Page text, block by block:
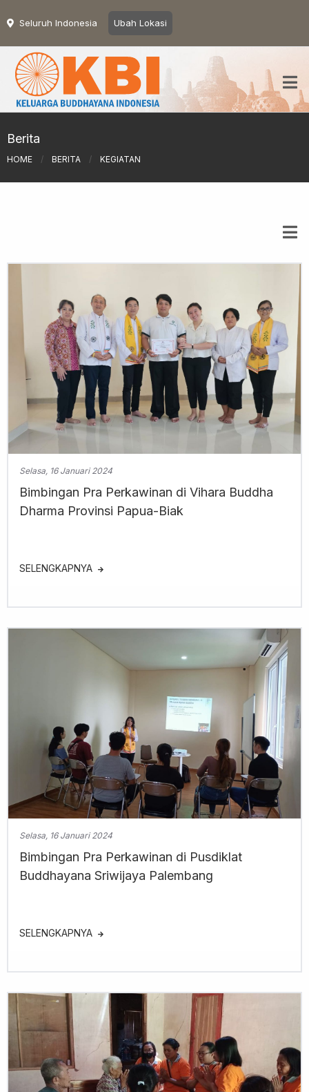
Seluruh Indonesia Ubah Lokasi
Berita
HOME / BERITA / KEGIATAN
Selasa, 16 Januari 2024
Bimbingan Pra Perkawinan di Vihara Buddha
Dharma Provinsi Papua-Biak
SELENGKAPNYA
Selasa, 16 Januari 2024
Bimbingan Pra Perkawinan di Pusdiklat
Buddhayana Sriwijaya Palembang
SELENGKAPNYA